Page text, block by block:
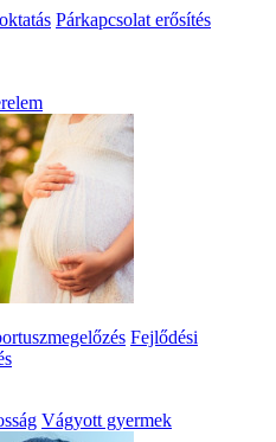
Párkapcsolat erősítés
Fejlődési
Vágyott gyermek